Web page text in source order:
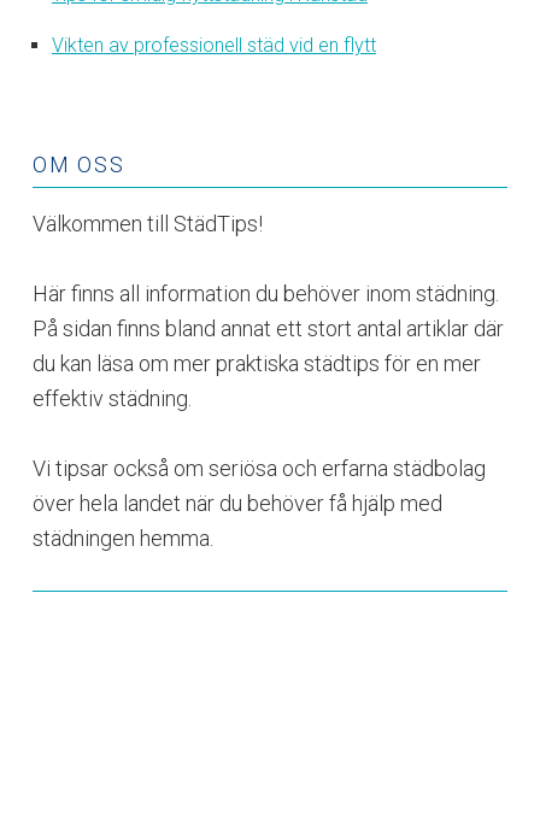
Vikten av professionell städ vid en flytt
OM OSS
Välkommen till StädTips!
Här finns all information du behöver inom städning.
På sidan finns bland annat ett stort antal artiklar där
du kan läsa om mer praktiska städtips för en mer
effektiv städning.
Vi tipsar också om seriösa och erfarna städbolag
över hela landet när du behöver få hjälp med
städningen hemma.